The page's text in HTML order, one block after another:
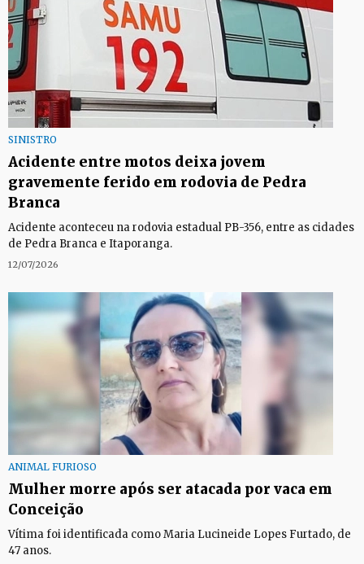
SINISTRO
Acidente entre motos deixa jovem
gravemente ferido em rodovia de Pedra
Branca
Acidente aconteceu na rodovia estadual PB-356, entre as cidades
de Pedra Branca e Itaporanga.
12/07/2026
ANIMAL FURIOSO
Mulher morre após ser atacada por vaca em
Conceição
Vítima foi identificada como Maria Lucineide Lopes Furtado, de
47 anos.